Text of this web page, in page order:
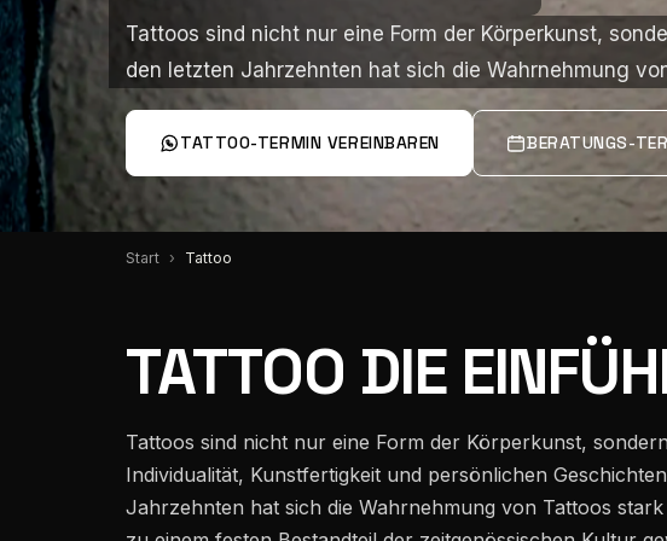
Über mich
Team
Instagram
Wissen
Standorte
Tattoos sind nicht nur eine Form der Körperkunst,
den letzten Jahrzehnten hat sich die Wahrnehmung
Tattoos sind nicht nur eine Form der Körperkunst,
den letzten Jahrzehnten hat sich die Wahrnehmung
TATTOO-TERMIN VEREINBAREN BERATUNGS-
Start Tattoo
TATTOO DIE
Tattoos sind nicht nur eine Form der Körperkunst,
Individualität, Kunstfertigkeit und persönlichen
Jahrzehnten hat sich die Wahrnehmung von Tattoos